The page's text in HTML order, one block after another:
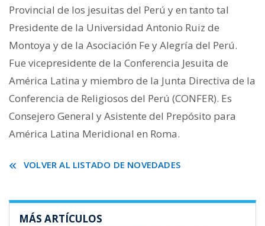
Provincial de los jesuitas del Perú y en tanto tal
Presidente de la Universidad Antonio Ruiz de
Montoya y de la Asociación Fe y Alegría del Perú.
Fue vicepresidente de la Conferencia Jesuita de
América Latina y miembro de la Junta Directiva de la
Conferencia de Religiosos del Perú (CONFER). Es
Consejero General y Asistente del Prepósito para
América Latina Meridional en Roma.
VOLVER AL LISTADO DE NOVEDADES
MÁS ARTÍCULOS